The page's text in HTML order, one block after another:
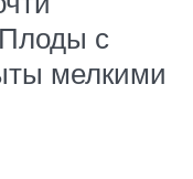
Плоды с
мелкими